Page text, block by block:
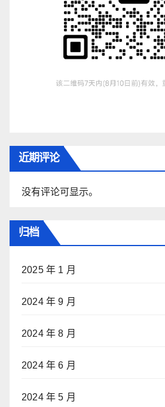
近期评论
没有评论可显示。
归档
2025 年 1 月
2024 年 9 月
2024 年 8 月
2024 年 6 月
2024 年 5 月